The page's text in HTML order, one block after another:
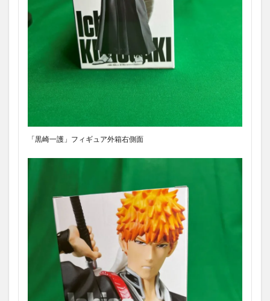
「黒崎一護」フィギュア外箱右側面